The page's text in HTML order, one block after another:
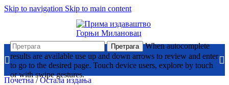
Skip to navigation Skip to main content
Претрага
When autocomplete
results are available use up and down arrows to review and enter
to go to the desired page. Touch device users, explore by touch
or with swipe gestures.
Почетна/ Остала издања